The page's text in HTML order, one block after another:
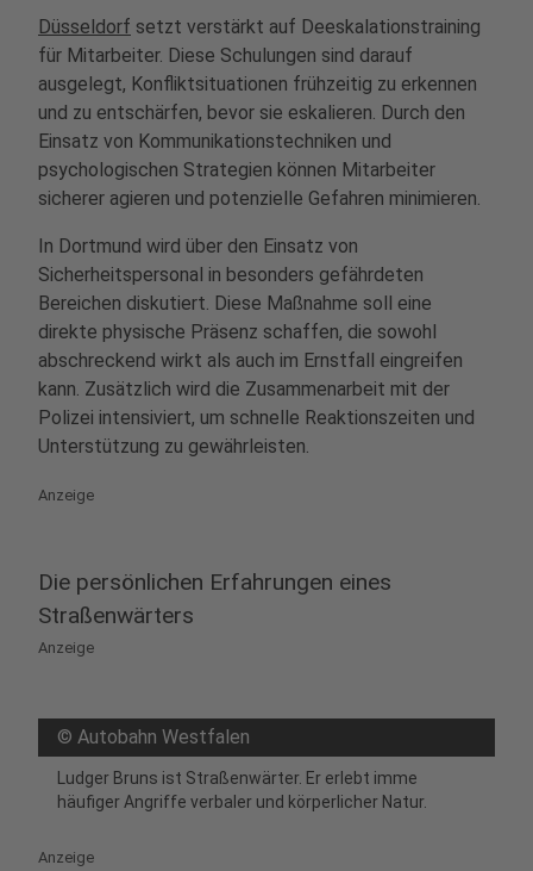
Düsseldorf setzt verstärkt auf Deeskalationstraining
für Mitarbeiter. Diese Schulungen sind darauf
ausgelegt, Konfliktsituationen frühzeitig zu erkennen
und zu entschärfen, bevor sie eskalieren. Durch den
Einsatz von Kommunikationstechniken und
psychologischen Strategien können Mitarbeiter
sicherer agieren und potenzielle Gefahren minimieren.
In Dortmund wird über den Einsatz von
Sicherheitspersonal in besonders gefährdeten
Bereichen diskutiert. Diese Maßnahme soll eine
direkte physische Präsenz schaffen, die sowohl
abschreckend wirkt als auch im Ernstfall eingreifen
kann. Zusätzlich wird die Zusammenarbeit mit der
Polizei intensiviert, um schnelle Reaktionszeiten und
Unterstützung zu gewährleisten.
Anzeige
Die persönlichen Erfahrungen eines
Straßenwärters
Anzeige
© Autobahn Westfalen
Ludger Bruns ist Straßenwärter. Er erlebt imme
häufiger Angriffe verbaler und körperlicher Natur.
Anzeige